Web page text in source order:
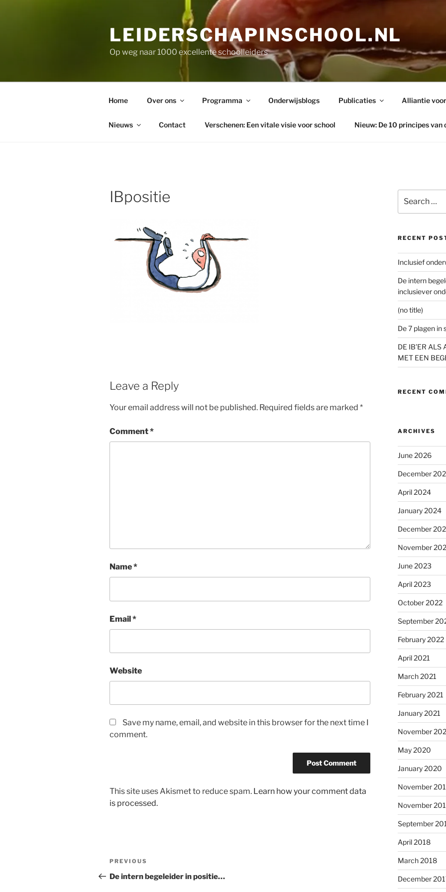
LEIDERSCHAPINSCHOOL.NL
Op weg naar 1000 excellente schoolleiders
Home Over ons Programma Onderwijsblogs Publicaties Alliantie
Nieuws Contact Verschenen: Een vitale visie voor school Nieuw: De 10 principes
IBpositie
Leave a Reply
Your email address will not be published. Required fields are marked *
Comment*
Name*
Email*
Website
Save my name, email, and website in this browser for the next time I
comment.
This site uses Akismet to reduce spam. Learn how your comment data
is processed.
Post
navigation
Previous
Post
PREVIOUS
De intern begeleider in positie…
for:
RECENT
Inclusief
De intern
inclusiever
(no title)
De 7 plagen in
DE IB’ER ALS
MET EEN
RECENT
ARCHIVES
June 2026
December
April 2024
January 2024
December
November
June 2023
April 2023
October 2022
September
February 2022
April 2021
March 2021
February 2021
January 2021
November
May 2020
January 2020
November
November
September
April 2018
March 2018
December